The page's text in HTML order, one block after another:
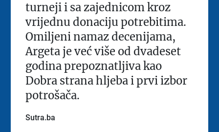
turneji i sa zajednicom kroz
vrijednu donaciju potrebitima.
Omiljeni namaz decenijama,
Argeta je već više od dvadeset
godina prepoznatljiva kao
Dobra strana hljeba i prvi izbor
potrošača.
Sutra.ba